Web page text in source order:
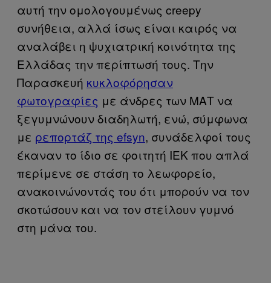
αυτή την ομολογουμένως creepy
συνήθεια, αλλά ίσως είναι καιρός να
αναλάβει η ψυχιατρική κοινότητα της
Ελλάδας την περίπτωσή τους. Την
Παρασκευή κυκλοφόρησαν
φωτογραφίες με άνδρες των ΜΑΤ να
ξεγυμνώνουν διαδηλωτή, ενώ, σύμφωνα
με ρεπορτάζ της efsyn, συνάδελφοί τους
έκαναν το ίδιο σε φοιτητή ΙΕΚ που απλά
περίμενε σε στάση το λεωφορείο,
ανακοινώνοντάς του ότι μπορούν να τον
σκοτώσουν και να τον στείλουν γυμνό
στη μάνα του.